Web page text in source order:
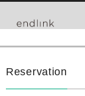
Reservation